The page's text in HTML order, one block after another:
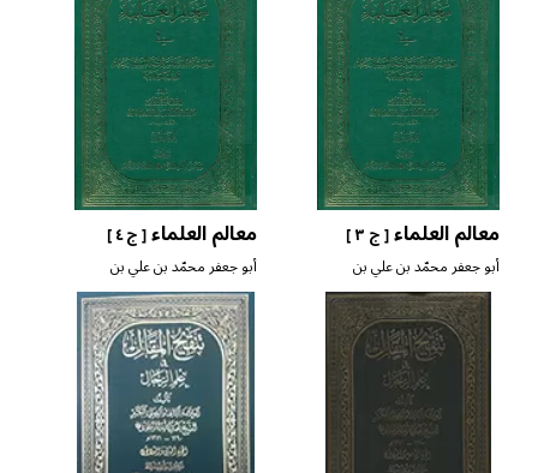
معالم العلماء[ ج ٣ ]
أبو جعفر محمّد بن علي بن
شهرآشوب المازندراني
معالم العلماء[ ج ٤ ]
أبو جعفر محمّد بن علي بن
شهرآشوب المازندراني